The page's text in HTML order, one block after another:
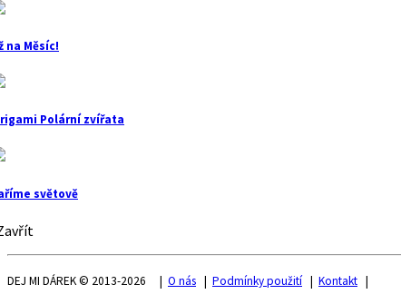
na Měsíc!
Polární zvířata
světově
DEJ MI DÁREK © 2013-2026 | O nás | Podmínky použití| Kontakt |